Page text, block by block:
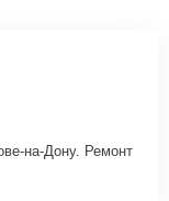
на-Дону. Ремонт